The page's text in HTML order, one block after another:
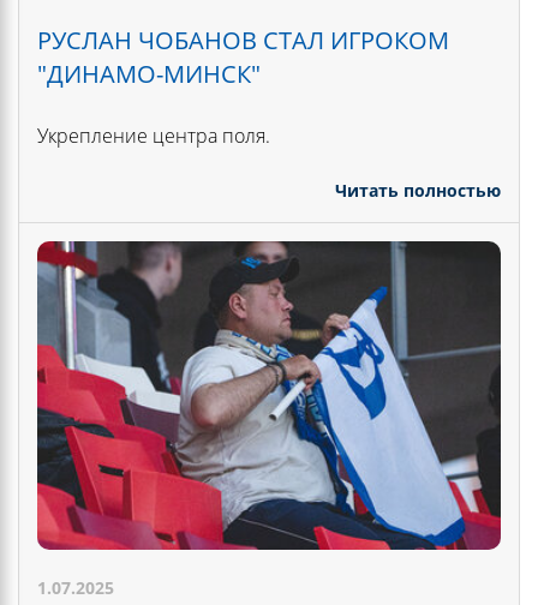
РУСЛАН ЧОБАНОВ СТАЛ ИГРОКОМ
"ДИНАМО-МИНСК"
Укрепление центра поля.
Читать полностью
1.07.2025